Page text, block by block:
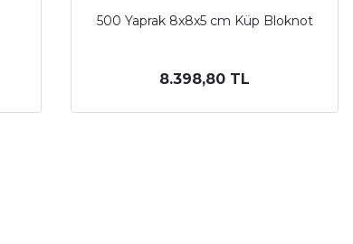
500 Yaprak 8x8x5 cm Küp Bloknot
8.398,80 TL